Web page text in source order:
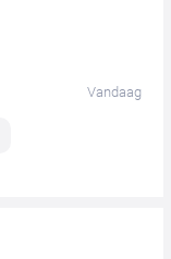
Vandaag